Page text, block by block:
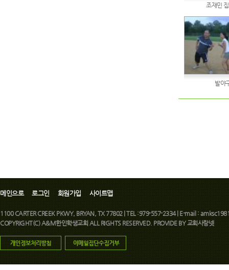
조재민
발야
메인으로 로그인 회원가입 사이트맵
1100 CARTER CREEK PKWY, BRYAN, TX 77802 | TEL :979-557-2334 | E-mail :
COPYRIGHT(C) A&M한인학생교회 ALL RIGHTS RESERVED. PROVIDE BY교회사랑넷